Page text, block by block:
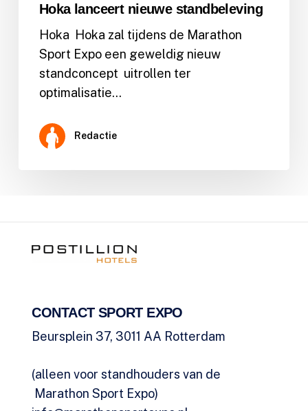
Hoka lanceert nieuwe standbeleving
Hoka Hoka zal tijdens de Marathon
Sport Expo een geweldig nieuw
standconcept uitrollen ter
optimalisatie…
Redactie
CONTACT SPORT EXPO
Beursplein 37, 3011 AA Rotterdam
(alleen voor standhouders van de
Marathon Sport Expo)